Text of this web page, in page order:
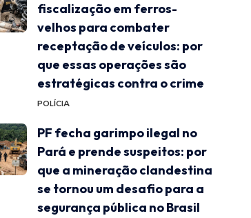
fiscalização em ferros-
velhos para combater
receptação de veículos: por
que essas operações são
estratégicas contra o crime
POLÍCIA
PF fecha garimpo ilegal no
Pará e prende suspeitos: por
que a mineração clandestina
se tornou um desafio para a
segurança pública no Brasil